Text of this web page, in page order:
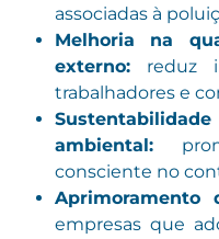
associadas à
Melhoria na
externo: reduz
trabalhadores e
ambiental:
consciente no
Aprimoramento
empresas que